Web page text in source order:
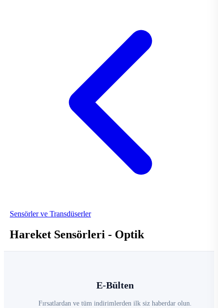
Sensörler ve Transdüserler
Hareket Sensörleri - Optik
E-Bülten
Fırsatlardan ve tüm indirimlerden ilk siz haberdar olun.